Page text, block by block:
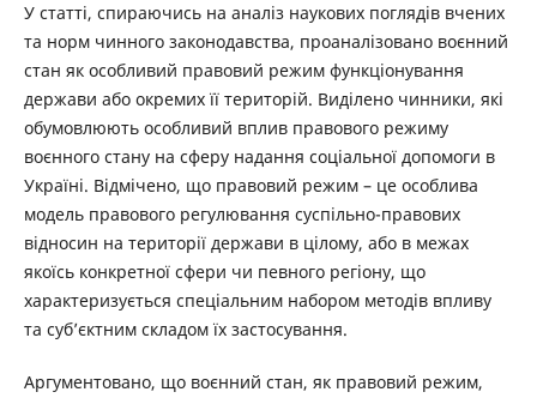
У статті, спираючись на аналіз наукових поглядів вчених
та норм чинного законодавства, проаналізовано воєнний
стан як особливий правовий режим функціонування
держави або окремих її територій. Виділено чинники, які
обумовлюють особливий вплив правового режиму
воєнного стану на сферу надання соціальної допомоги в
Україні. Відмічено, що правовий режим – це особлива
модель правового регулювання суспільно-правових
відносин на території держави в цілому, або в межах
якоїсь конкретної сфери чи певного регіону, що
характеризується спеціальним набором методів впливу
та суб’єктним складом їх застосування.
Аргументовано, що воєнний стан, як правовий режим,